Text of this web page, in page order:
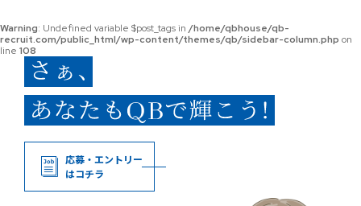
Warning: Undefined variable $post_tags in /home/qbhouse/qb-
recruit.com/public_html/wp-content/themes/qb/sidebar-column.php on
line 108
応募・エントリー
はコチラ